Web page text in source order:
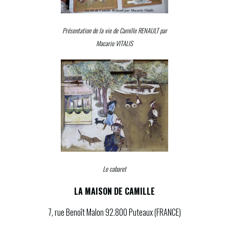
Présentation de la vie de Camille RENAULT par
Macario VITALIS
Le cabaret
LA MAISON DE CAMILLE
7, rue Benoît Malon 92.800 Puteaux (FRANCE)